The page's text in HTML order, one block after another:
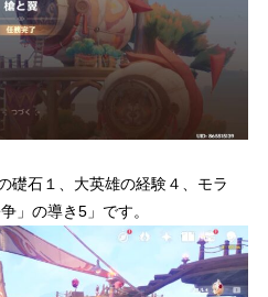
礎石１、大英雄の経験４、モラ
」の導き5」です。